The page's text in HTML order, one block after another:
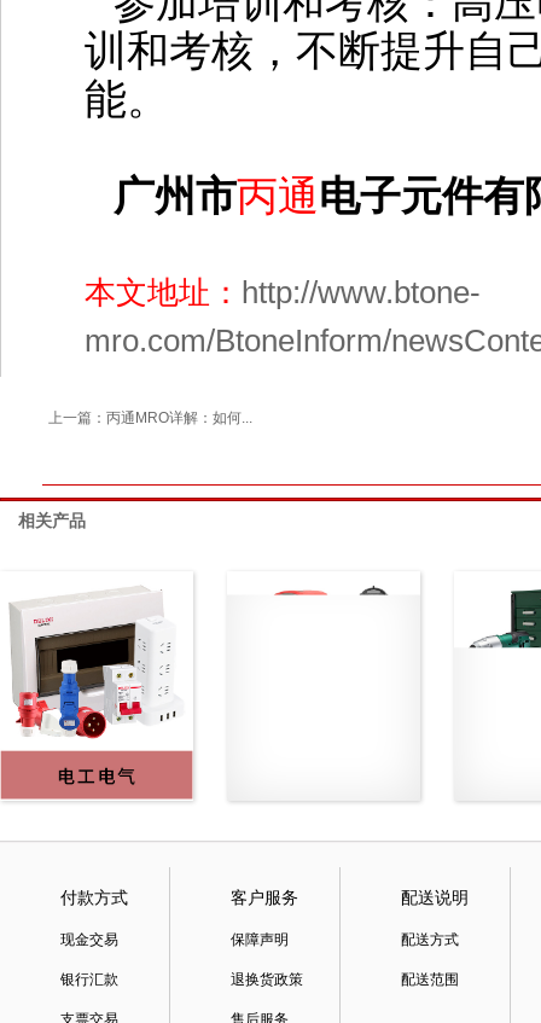
训和考核，不断提升自
能‌。
广州市丙通电子元件有
本文地址： http://www.btone-
mro.com/BtoneInform/
上一篇：丙通MRO详解：如何...
相关产品
付款方式
现金交易
银行汇款
支票交易
客户服务
保障声明
退换货政策
售后服务
配送说明
配送方式
配送范围